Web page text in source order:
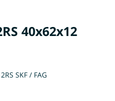
40x62x12
SKF / FAG